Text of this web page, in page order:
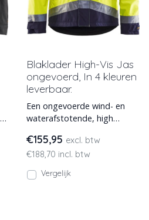
Blaklader High-Vis Jas
ongevoerd, In 4 kleuren
leverbaar.
Een ongevoerde wind- en
waterafstotende, high
model 4837. In 4 kleuren
€155,95 excl. btw
€188,70 incl. btw
Vergelijk